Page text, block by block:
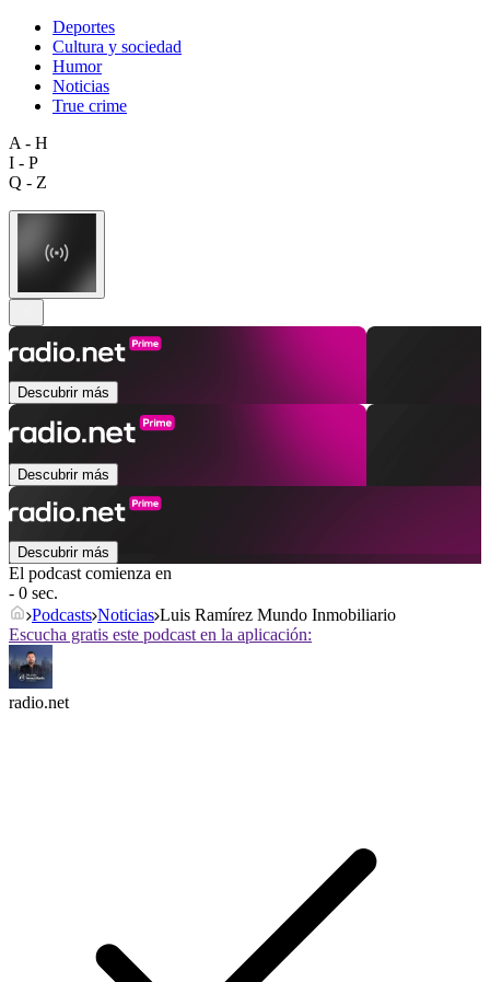
Deportes
Cultura y sociedad
Humor
Noticias
True crime
A - H
I - P
Q - Z
Descubrir más
Descubrir más
Descubrir más
El podcast comienza en
- 0 sec.
Podcasts Noticias Luis Ramírez Mundo Inmobiliario
Escucha gratis este podcast en la aplicación:
radio.net